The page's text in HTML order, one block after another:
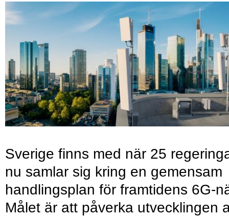
Sverige finns med när 25
nu samlar sig kring en gemensam
handlingsplan för framtidens 6G-
Målet är att påverka utvecklingen